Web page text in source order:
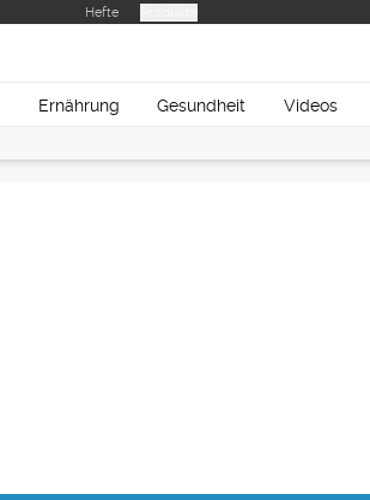
Hefte
Ernährung Gesundheit Videos